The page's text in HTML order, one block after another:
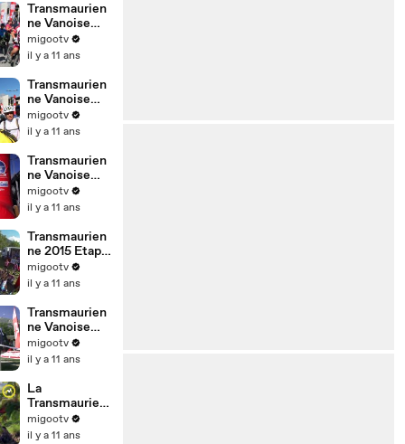
Transmaurien
ne Vanoise
2015 Etape 4
migootv
il y a 11 ans
Transmaurien
ne Vanoise
2015 Etape 3
migootv
il y a 11 ans
Transmaurien
ne Vanoise
2015 Etape 2
migootv
il y a 11 ans
Transmaurien
ne 2015 Etape
1
migootv
il y a 11 ans
Transmaurien
ne Vanoise
2015 - Le
Prologue
migootv
il y a 11 ans
La
Transmaurien
ne 2015 -
Trailer
migootv
il y a 11 ans